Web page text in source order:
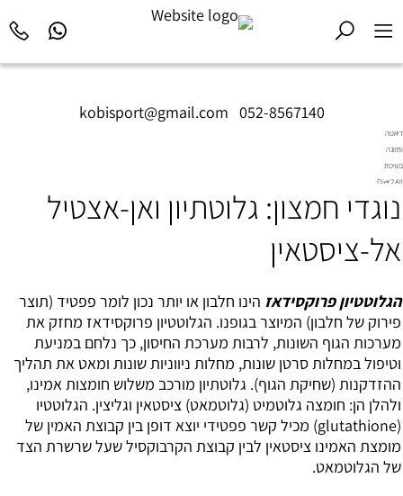
kobisport@gmail.com 052-8567140
דיאטה
ותזונה
בשיטת
Diet2All:
שמאחורי
המושלם.
נוגדי חמצון: גלוטתיון ואן-אצטיל
אל-ציסטאין
הגלוטטיון פרוקסידאז הינו חלבון או יותר נכון לומר פפטיד (תוצר
פירוק של חלבון) המיוצר בגופנו. הגלוטטיון פרוקסידאז מחזק את
מערכות הגוף השונות, לרבות מערכת החיסון, כך נלחם במניעת
וטיפול במחלות סרטן שונות, מחלות ניווניות שונות ומאט את תהליך
ההזדקנות (שחיקת הגוף). גלוטתיון מורכב משלוש חומצות אמינו,
ולהלן הן: חומצה גלוטמיט (גלוטמאט) ציסטאין וגליצין. הגלוטטיו
(glutathione) מכיל קשר פפטידי יוצא דופן בין קבוצת האמין של
מומצת האמינו ציסטאין לבין קבוצת הקרבוקסיל שעל שרשרת הצד
של הגלוטמאט.